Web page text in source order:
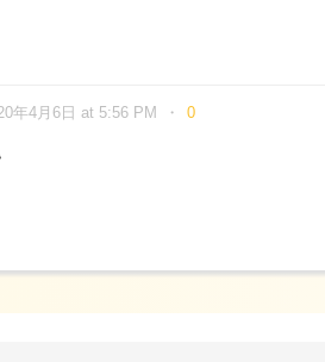
年4月6日 at 5:56 PM 0